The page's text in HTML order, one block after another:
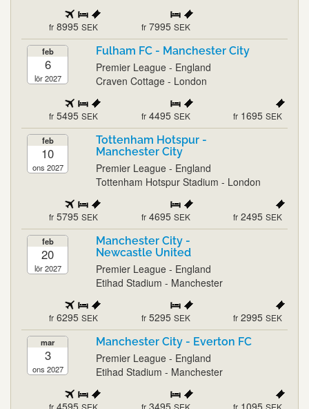
fr 8995 SEK fr 7995 SEK
feb
6
lör 2027
Fulham FC - Manchester City
Premier League - England
Craven Cottage - London
fr 5495 SEK fr 4495 SEK fr 1695 SEK
feb
10
ons 2027
Tottenham Hotspur -
Manchester City
Premier League - England
Tottenham Hotspur Stadium - London
fr 5795 SEK fr 4695 SEK fr 2495 SEK
feb
20
lör 2027
Manchester City -
Newcastle United
Premier League - England
Etihad Stadium - Manchester
fr 6295 SEK fr 5295 SEK fr 2995 SEK
mar
3
ons 2027
Manchester City - Everton FC
Premier League - England
Etihad Stadium - Manchester